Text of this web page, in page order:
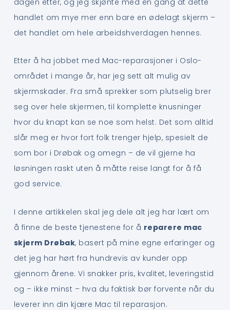
handlet om mye mer enn bare en ødelagt skjerm –
det handlet om hele arbeidshverdagen hennes.
Etter å ha jobbet med Mac-reparasjoner i Oslo-
området i mange år, har jeg sett alt mulig av
skjermskader. Fra små sprekker som plutselig brer
seg over hele skjermen, til komplette knusninger
hvor du knapt kan se noe som helst. Det som alltid
slår meg er hvor fort folk trenger hjelp, spesielt de
som bor i Drøbak og omegn – de vil gjerne ha
løsningen raskt uten å måtte reise langt for å få
god service.
I denne artikkelen skal jeg dele alt jeg har lært om
å finne de beste tjenestene for å reparere mac
skjerm Drøbak, basert på mine egne erfaringer og
det jeg har hørt fra hundrevis av kunder opp
gjennom årene. Vi snakker pris, kvalitet, leveringstid
og – ikke minst – hva du faktisk bør forvente når du
leverer inn din kjære Mac til reparasjon.